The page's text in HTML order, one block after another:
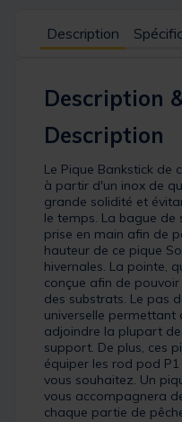
Description
Description
Description
Le Pique Bankstick de
à partir d'un inox de
grande solidité et
le temps. La bague
prise en main afin de
hauteur de ce pique
hivernales. La pointe,
conçue afin de
des substrats. Le pas
universelle permettant
adjoindre la plupart
support. De plus, ces
équiper les rod pod
vous souhaitez. Un
vous accompagnera
chaque partie de